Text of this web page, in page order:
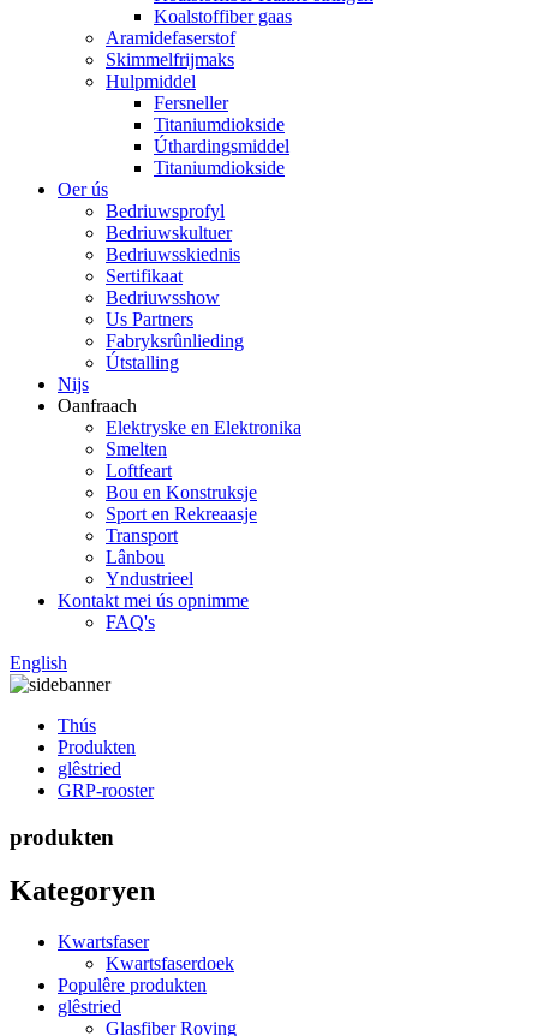
Koalstoffiber gaas
Aramidefaserstof
Skimmelfrijmaks
Hulpmiddel
Fersneller
Titaniumdiokside
Úthardingsmiddel
Titaniumdiokside
Oer ús
Bedriuwsprofyl
Bedriuwskultuer
Bedriuwsskiednis
Sertifikaat
Bedriuwsshow
Us Partners
Fabryksrûnlieding
Útstalling
Nijs
Oanfraach
Elektryske en Elektronika
Smelten
Loftfeart
Bou en Konstruksje
Sport en Rekreaasje
Transport
Lânbou
Yndustrieel
Kontakt mei ús opnimme
FAQ's
English
Thús
Produkten
glêstried
GRP-rooster
produkten
Kategoryen
Kwartsfaser
Kwartsfaserdoek
Populêre produkten
glêstried
Glasfiber Roving